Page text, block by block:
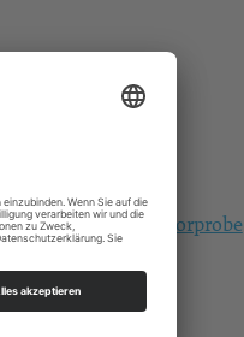
posaunenchorprobe